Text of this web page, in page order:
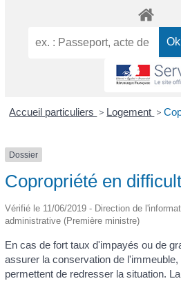
Accueil particuliers > Logement >
Dossier
Copropriété en
Vérifié le 11/06/2019 - Direction de
administrative (Première ministre)
En cas de fort taux d'impayés ou de
assurer la conservation de
permettent de redresser la situation.